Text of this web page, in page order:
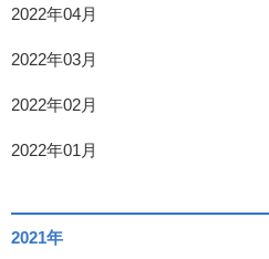
2022年04月
2022年03月
2022年02月
2022年01月
2021年